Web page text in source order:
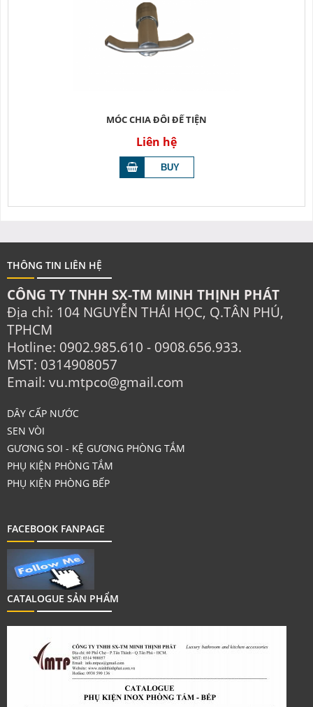
MÓC CHIA ĐÔI ĐẾ TIỆN
Liên hệ
THÔNG TIN LIÊN HỆ
CÔNG TY TNHH SX-TM MINH THỊNH PHÁT
Địa chỉ: 104 NGUYỄN THÁI HỌC, Q.TÂN PHÚ,
TPHCM
Hotline: 0902.985.610 - 0908.656.933.
MST: 0314908057
Email: vu.mtpco@gmail.com
DÂY CẤP NƯỚC
SEN VÒI
GƯƠNG SOI - KỆ GƯƠNG PHÒNG TẮM
PHỤ KIỆN PHÒNG TẮM
PHỤ KIỆN PHÒNG BẾP
FACEBOOK FANPAGE
CATALOGUE SẢN PHẨM